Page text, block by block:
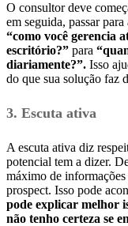
O consultor deve
em seguida, passar
“como você gerencia
escritório?” para
diariamente?”. Isso
do que sua solução faz
3. Escuta ativa
A escuta ativa diz
potencial tem a dizer.
máximo de
prospect. Isso pode
pode explicar melhor
não tenho certeza se